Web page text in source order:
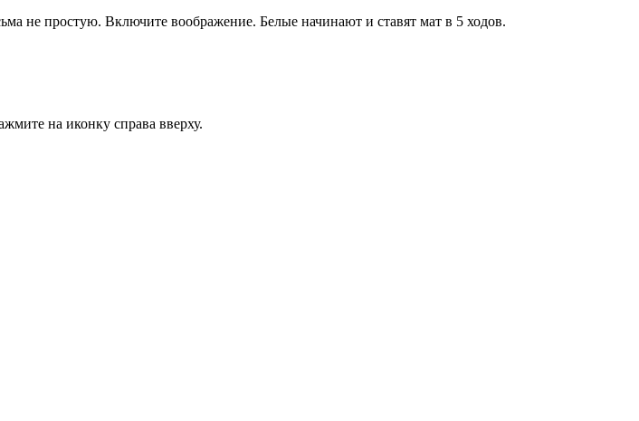
не простую. Включите воображение. Белые начинают и ставят мат в 5 ходов.
на иконку справа вверху.